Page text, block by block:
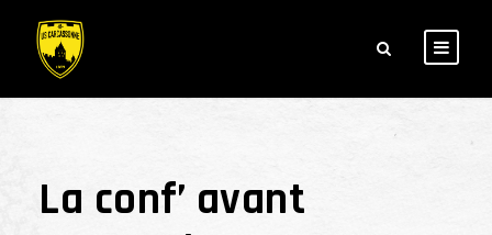
La conf’ avant